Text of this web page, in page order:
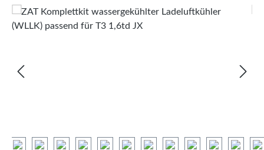
Bildergalerie überspringen